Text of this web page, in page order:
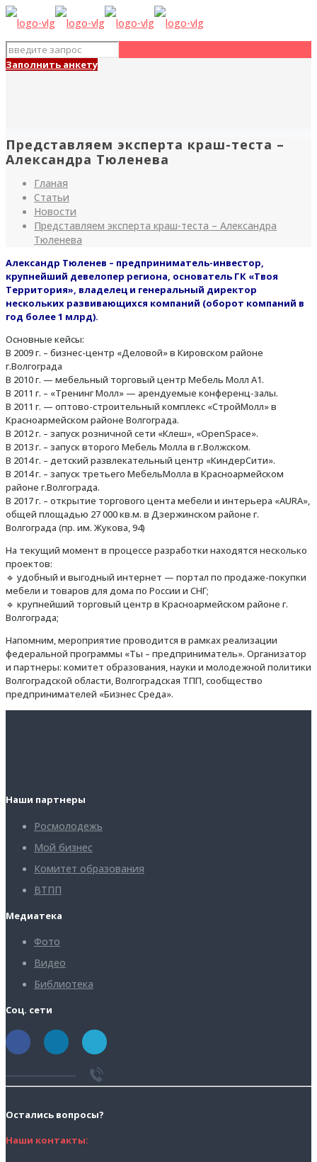
Заполнить анкету
Представляем эксперта краш-теста –
Александра Тюленева
Гланая
Статьи
Новости
Представляем эксперта краш-теста – Александра
Тюленева
Александр Тюленев – предприниматель-инвестор,
крупнейший девелопер региона, основатель ГК «Твоя
Территория», владелец и генеральный директор
нескольких развивающихся компаний (оборот компаний в
год более 1 млрд).
Основные кейсы:
В 2009 г. – бизнес-центр «Деловой» в Кировском районе
г.Волгограда
В 2010 г. — мебельный торговый центр Мебель Молл А1.
В 2011 г. – «Тренинг Молл» — арендуемые конференц-залы.
В 2011 г. — оптово-строительный комплекс «СтройМолл» в
Красноармейском районе Волгограда.
В 2012 г. – запуск розничной сети «Клеш», «OpenSpace».
В 2013 г. – запуск второго Мебель Молла в г.Волжском.
В 2014 г. – детский развлекательный центр «КиндерСити».
В 2014 г. – запуск третьего МебельМолла в Красноармейском
районе г.Волгограда.
В 2017 г. – открытие торгового цента мебели и интерьера «AURA»,
общей площадью 27 000 кв.м. в Дзержинском районе г.
Волгограда (пр. им. Жукова, 94)
На текущий момент в процессе разработки находятся несколько
проектов:
🔹 удобный и выгодный интернет — портал по продаже-покупки
мебели и товаров для дома по России и СНГ;
🔹 крупнейший торговый центр в Красноармейском районе г.
Волгограда;
Напомним, мероприятие проводится в рамках реализации
федеральной программы «Ты – предприниматель». Организатор
и партнеры: комитет образования, науки и молодежной политики
Волгоградской области, Волгоградская ТПП, сообщество
предпринимателей «Бизнес Среда».
Наши партнеры
Росмолодежь
Мой бизнес
Комитет образования
ВТПП
Медиатека
Фото
Видео
Библиотека
Соц. сети
Остались вопросы?
Наши контакты: